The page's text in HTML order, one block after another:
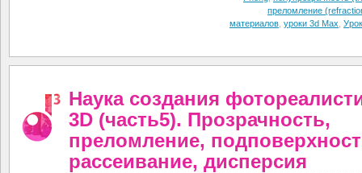
преломление
материалов уроки 3d Max
Наука создания
3D (часть5). Прозрачность,
преломление,
рассеивание, дисперсия